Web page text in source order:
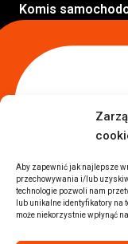
Aby zapewnić jak najlepsze
przechowywania i/lub
technologie pozwoli nam
lub unikalne identyfikatory na
może niekorzystnie wpłynąć
Komis
Komis
Komis
Inne Lokalizacje
Auta z USA
Auta z USA
Auta z USA
Marki